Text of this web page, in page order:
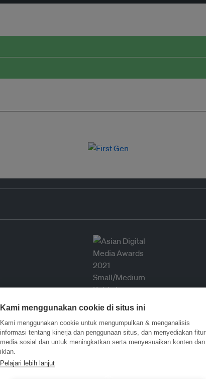
Kami menggunakan cookie di situs ini
Kami menggunakan cookie untuk mengumpulkan & menganalisis
informasi tentang kinerja dan penggunaan situs, dan menyediakan fitur
media sosial dan untuk meningkatkan serta menyesuaikan konten dan
iklan.
Pelajari lebih lanjut